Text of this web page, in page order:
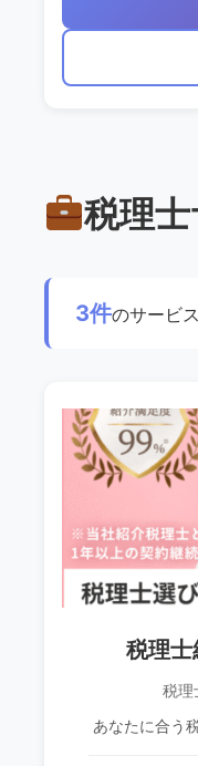
税理
3件のサービ
税理士
税理
あなたに合う